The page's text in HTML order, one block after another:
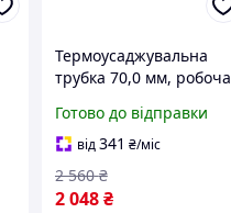
Термоусаджувальна
трубка 70,0 мм, робоча
C до + 125 ° C, чорна,
25м, рулон buzyna
Готово до відправки
від341 ₴/міс
2 048 ₴
2 560 ₴